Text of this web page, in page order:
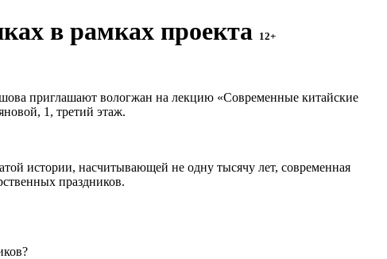
в рамках проекта 12+
приглашают вологжан на лекцию «Современные китайские
1, третий этаж.
истории, насчитывающей не одну тысячу лет, современная
праздников.